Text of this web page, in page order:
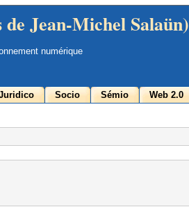
Jean-Michel Salaün)
numérique
Socio Sémio Web 2.0